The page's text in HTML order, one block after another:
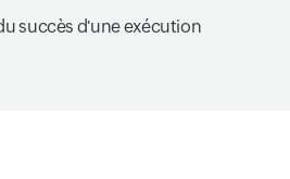
succès d'une exécution